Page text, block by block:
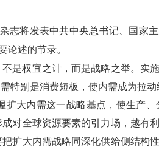
志将发表中共中央总书记、国家
论述的节录。
是权宜之计，而是战略之举。实
别是消费短板，使内需成为拉动
大内需这一战略基点，使生产
对全球资源要素的引力场，越有
扩大内需战略同深化供给侧结构